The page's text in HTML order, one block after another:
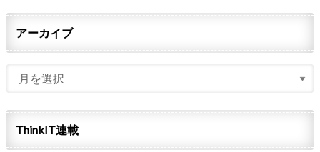
アーカイブ
ThinkIT連載